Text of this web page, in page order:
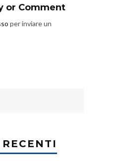
or Comment
per inviare un